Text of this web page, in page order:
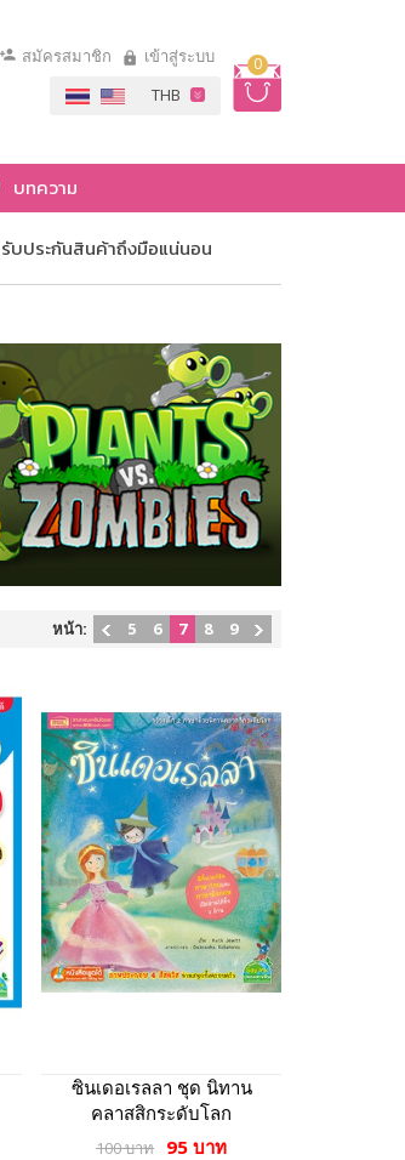
0
สมัครสมาชิก เข้าสู่ระบบ
บทความ
รับประกันสินค้าถึงมือแน่นอน
หน้า: 5 6 7 8 9
ซินเดอเรลลา ชุด นิทาน
คลาสสิกระดับโลก
100 บาท 95 บาท